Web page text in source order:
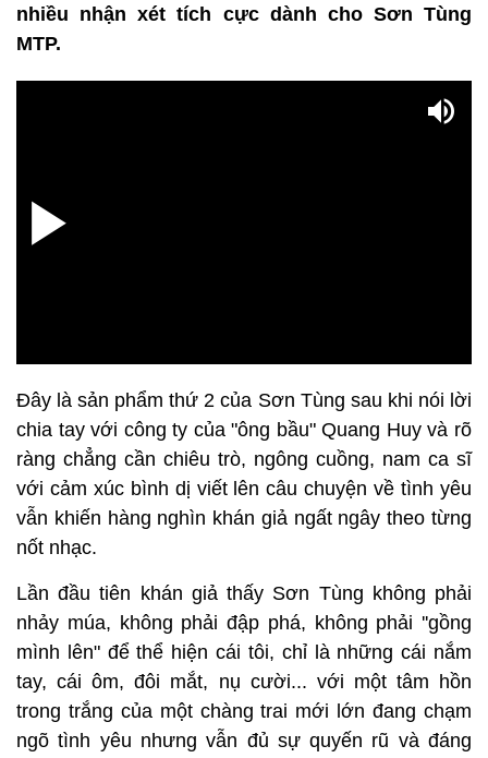
nhiều nhận xét tích cực dành cho Sơn Tùng
MTP.
Đây là sản phẩm thứ 2 của Sơn Tùng sau khi nói lời
chia tay với công ty của "ông bầu" Quang Huy và rõ
ràng chẳng cần chiêu trò, ngông cuồng, nam ca sĩ
với cảm xúc bình dị viết lên câu chuyện về tình yêu
vẫn khiến hàng nghìn khán giả ngất ngây theo từng
nốt nhạc.
Lần đầu tiên khán giả thấy Sơn Tùng không phải
nhảy múa, không phải đập phá, không phải ''gồng
mình lên" để thể hiện cái tôi, chỉ là những cái nắm
tay, cái ôm, đôi mắt, nụ cười... với một tâm hồn
trong trắng của một chàng trai mới lớn đang chạm
ngõ tình yêu nhưng vẫn đủ sự quyến rũ và đáng